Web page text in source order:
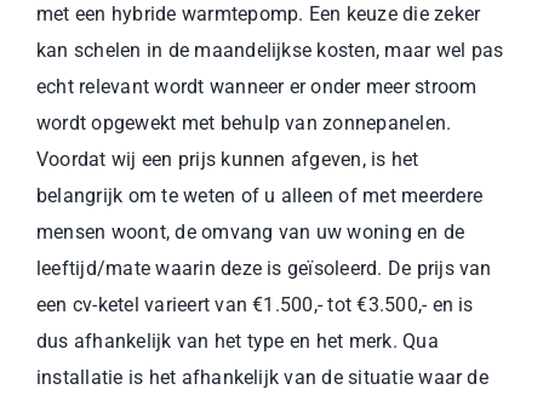
met een hybride warmtepomp. Een keuze die zeker
kan schelen in de maandelijkse kosten, maar wel pas
echt relevant wordt wanneer er onder meer stroom
wordt opgewekt met behulp van zonnepanelen.
Voordat wij een prijs kunnen afgeven, is het
belangrijk om te weten of u alleen of met meerdere
mensen woont, de omvang van uw woning en de
leeftijd/mate waarin deze is geïsoleerd. De prijs van
een cv-ketel varieert van €1.500,- tot €3.500,- en is
dus afhankelijk van het type en het merk. Qua
installatie is het afhankelijk van de situatie waar de